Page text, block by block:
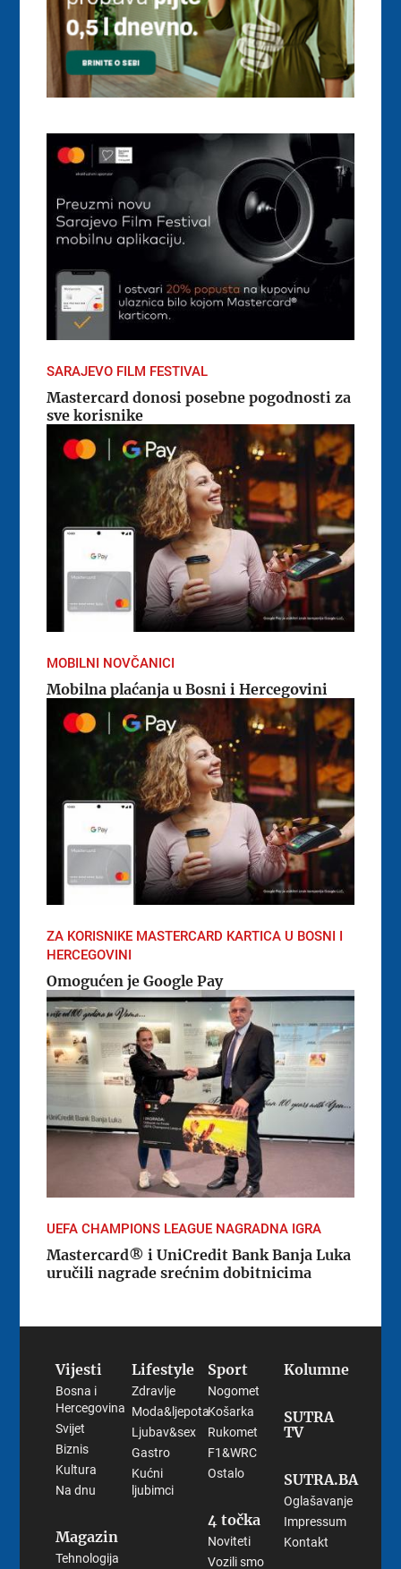
SARAJEVO FILM FESTIVAL
Mastercard donosi posebne pogodnosti za
sve korisnike
MOBILNI NOVČANICI
Mobilna plaćanja u Bosni i Hercegovini
ZA KORISNIKE MASTERCARD KARTICA U BOSNI I
HERCEGOVINI
Omogućen je Google Pay
UEFA CHAMPIONS LEAGUE NAGRADNA IGRA
Mastercard® i UniCredit Bank Banja Luka
uručili nagrade srećnim dobitnicima
Vijesti
Bosna i
Hercegovina
Svijet
Biznis
Kultura
Na dnu
Magazin
Tehnologija
Lifestyle
Zdravlje
Moda&ljepota
Ljubav&sex
Gastro
Kućni
ljubimci
Sport
Nogomet
Košarka
Rukomet
F1&WRC
Ostalo
4 točka
Noviteti
Vozili smo
Kolumne
SUTRA
TV
SUTRA.BA
Oglašavanje
Impressum
Kontakt